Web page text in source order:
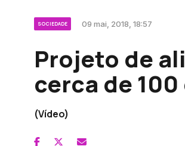
SOCIEDADE 09 mai, 2018, 18:57
Projeto de
cerca de
(Vídeo)